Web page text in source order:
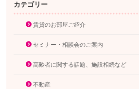
カテゴリー
賃貸のお部屋ご紹介
セミナー・相談会のご案内
高齢者に関する話題、施設相続など
不動産